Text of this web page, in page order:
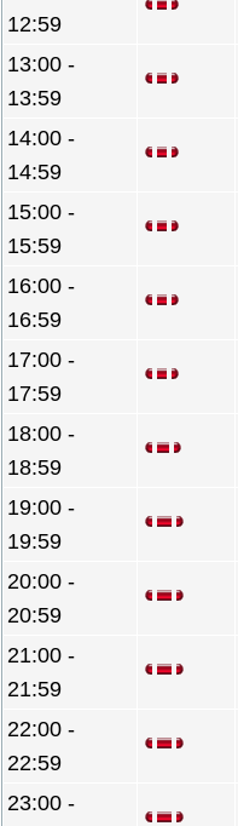
12:59
13:00 -
13:59
14:00 -
14:59
15:00 -
15:59
16:00 -
16:59
17:00 -
17:59
18:00 -
18:59
19:00 -
19:59
20:00 -
20:59
21:00 -
21:59
22:00 -
22:59
23:00 -